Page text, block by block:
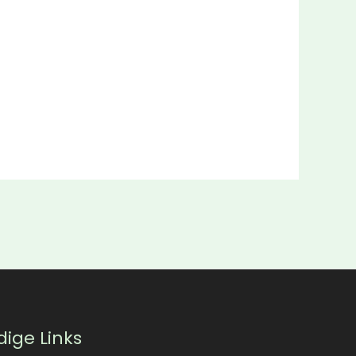
Links